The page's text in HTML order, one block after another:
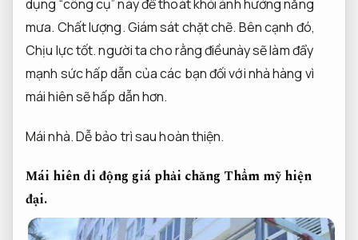
dụng “công cụ” này để thoát khỏi ảnh hưởng nắng
mưa. Chất lượng.Giám sát chặt chẽ. Bên cạnh đó,
Chịu lực tốt.người ta cho rằng điềunày sẽ làm đẩy
mạnh sức hấp dẫn của các bạn đối với nhà hàng vì
mái hiên sẽ hấp dẫn hơn.
Mái nhà.Dễ bảo trì sau hoàn thiện.
Mái hiên di động giá phải chăng Thẩm mỹ hiện
đại.